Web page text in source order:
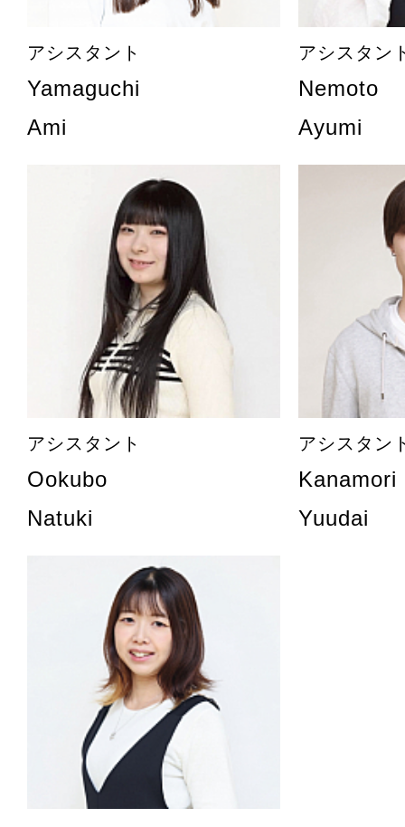
アシスタント
Yamaguchi
Ami
アシスタン
Nemoto
Ayumi
アシスタント
Ookubo
Natuki
アシスタン
Kanamori
Yuudai